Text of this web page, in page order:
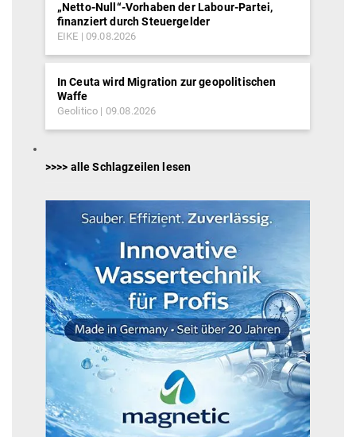
„Netto-Null“-Vorhaben der Labour-Partei,
finanziert durch Steuergelder
EIKE 09.08.2026
In Ceuta wird Migration zur geopolitischen
Waffe
Geolitico 09.08.2026
>>>> alle Schlagzeilen lesen